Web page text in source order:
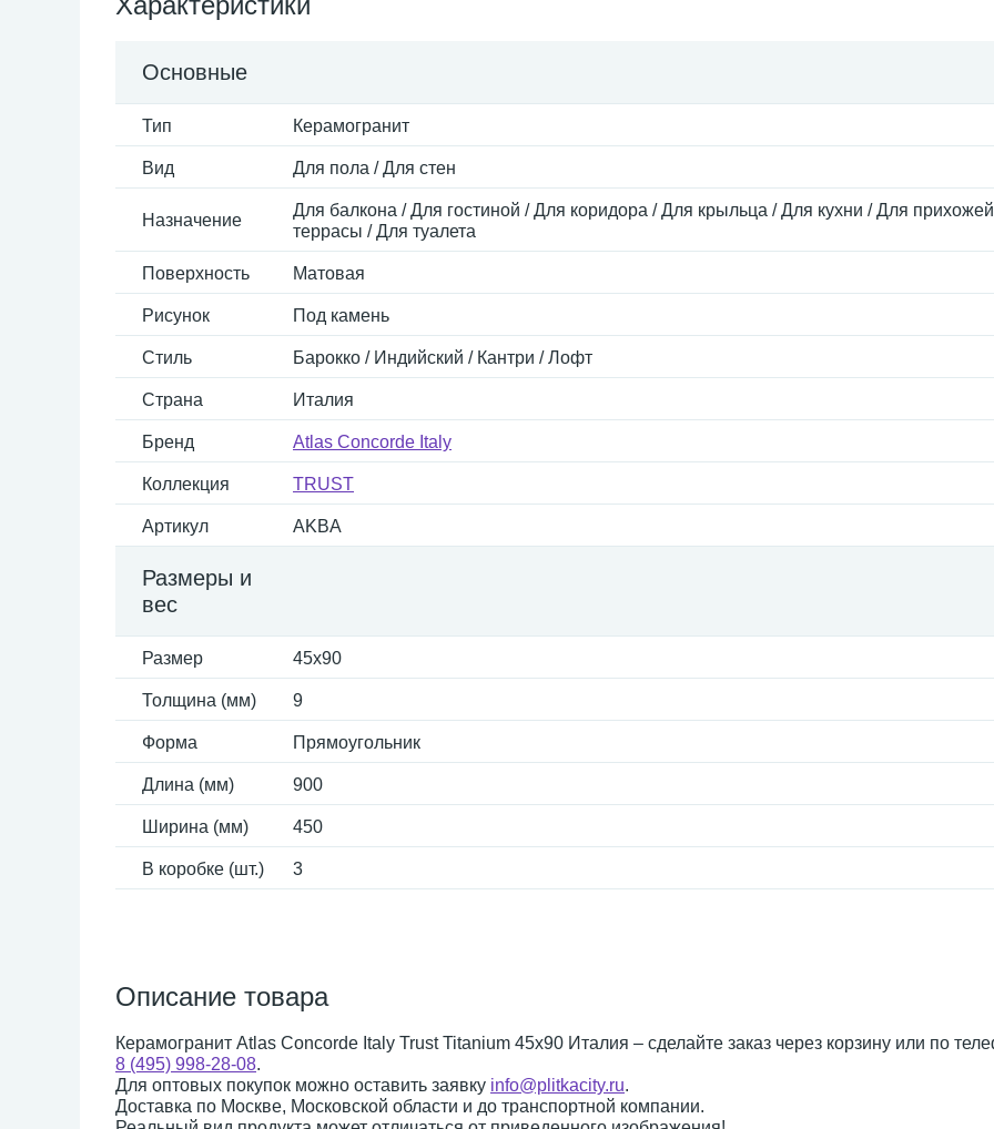
Основные
Тип Керамогранит
Вид Для пола / Для стен
Назначение
Для балкона / Для гостиной / Для коридора / Для крыльца / Для кухни / Для
террасы / Для туалета
Поверхность Матовая
Рисунок Под камень
Стиль Барокко / Индийский / Кантри / Лофт
Страна Италия
Бренд Atlas Concorde Italy
Коллекция TRUST
Артикул AKBA
Размеры и
вес
Размер 45x90
Толщина (мм) 9
Форма Прямоугольник
Длина (мм) 900
Ширина (мм) 450
В коробке (шт.) 3
Описание товара
Керамогранит Atlas Concorde Italy Trust Titanium 45x90 Италия – сделайте заказ через корзину или по
8 (495) 998-28-08.
Для оптовых покупок можно оставить заявку info@plitkacity.ru.
Доставка по Москве, Московской области и до транспортной компании.